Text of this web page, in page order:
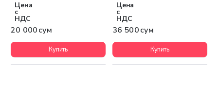
Цена
с
НДС
20 000 сум
Купить
Цена
с
НДС
36 500 сум
Купить